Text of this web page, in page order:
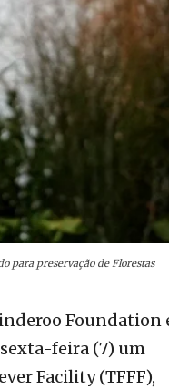
para preservação de Florestas
Foundation
feira (7) um
Facility (TFFF),